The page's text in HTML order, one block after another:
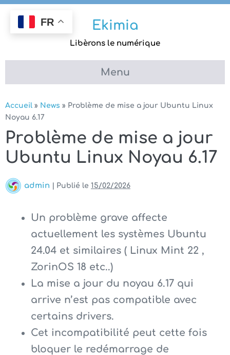
Ekimia
Libèrons le numérique
Menu
Accueil » News » Problème de mise a jour Ubuntu Linux
Noyau 6.17
Problème de mise a jour
Ubuntu Linux Noyau 6.17
admin Publié le 15/02/2026
Un problème grave affecte
actuellement les systèmes Ubuntu
24.04 et similaires ( Linux Mint 22 ,
ZorinOS 18 etc..)
La mise a jour du noyau 6.17 qui
arrive n’est pas compatible avec
certains drivers.
Cet incompatibilité peut cette fois
bloquer le redémarrage de
FR